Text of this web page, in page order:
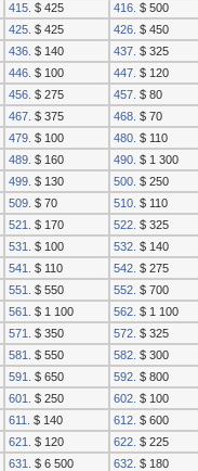
415. $ 425 416. $ 500
425. $ 425 426. $ 450
436. $ 140 437. $ 325
446. $ 100 447. $ 120
456. $ 275 457. $ 80
467. $ 375 468. $ 70
479. $ 100 480. $ 110
489. $ 160 490. $ 1 300
499. $ 130 500. $ 250
509. $ 70 510. $ 110
521. $ 170 522. $ 325
531. $ 100 532. $ 140
541. $ 110 542. $ 275
551. $ 550 552. $ 700
561. $ 1 100 562. $ 1 100
571. $ 350 572. $ 325
581. $ 550 582. $ 300
591. $ 650 592. $ 800
601. $ 250 602. $ 100
611. $ 140 612. $ 600
621. $ 120 622. $ 225
631. $ 6 500 632. $ 180